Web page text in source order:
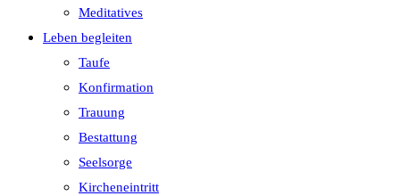
Meditatives
Leben begleiten
Taufe
Konfirmation
Trauung
Bestattung
Seelsorge
Kircheneintritt